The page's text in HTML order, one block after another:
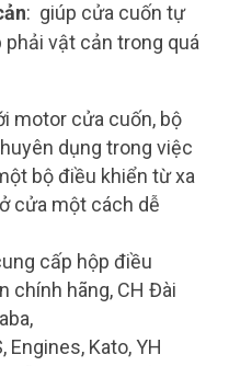
: giúp cửa cuốn tự
vật cản trong quá
motor cửa cuốn, bộ
dụng trong việc
bộ điều khiển từ xa
cửa một cách dễ
cấp hộp điều
chính hãng, CH Đài
Engines, Kato, YH